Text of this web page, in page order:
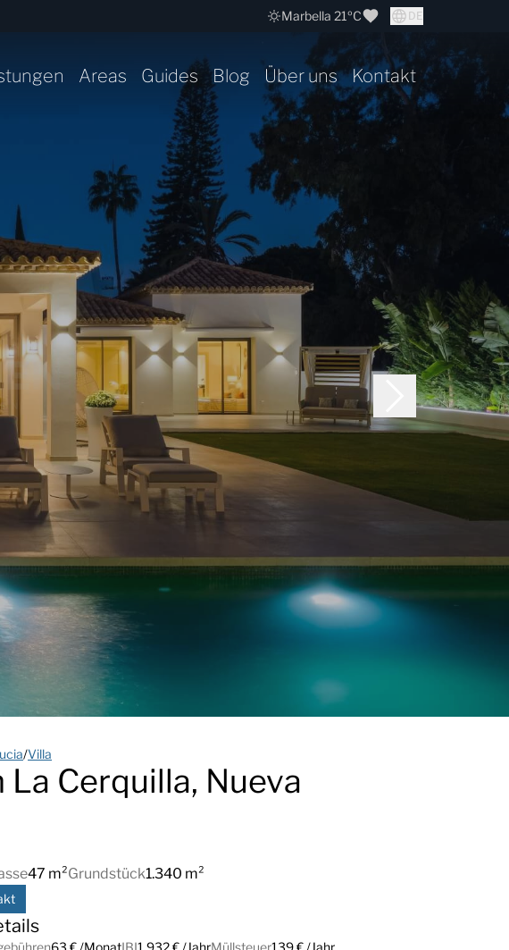
Marbella 21ºC DE
Areas Guides Blog Über uns Kontakt
/Villa
Cerquilla, Nueva
47 m²Grundstück1.340 m²
63 € /MonatIBI1.932 € /JahrMüllsteuer139 € /Jahr